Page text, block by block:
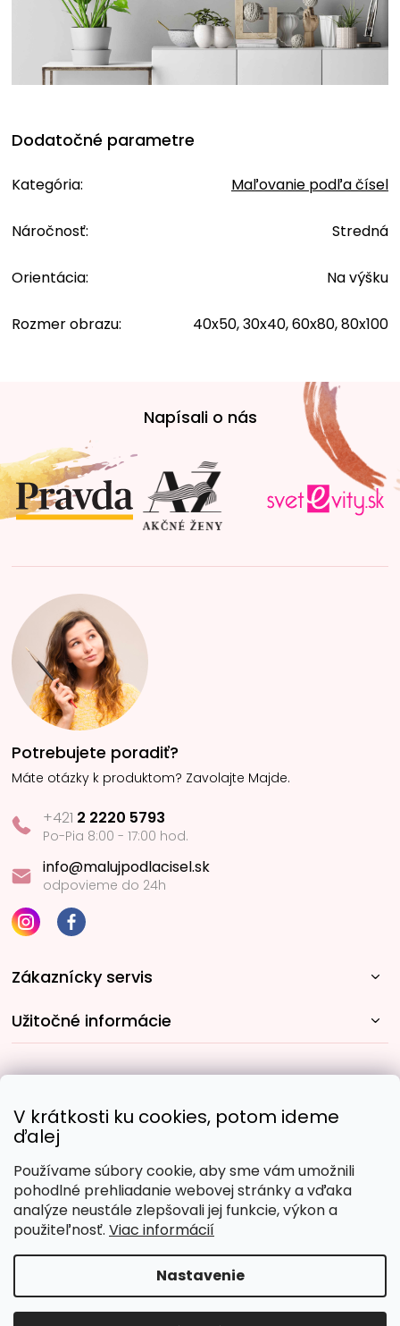
V krátkosti ku cookies, potom ideme
ďalej
Používame súbory cookie, aby sme vám umožnili
pohodlné prehliadanie webovej stránky a vďaka
analýze neustále zlepšovali jej funkcie, výkon a
použiteľnosť. Viac informácií
Nastavenie
Dodatočné parametre
Kategória: Maľovanie podľa čísel
Náročnosť: Stredná
Orientácia: Na výšku
Rozmer obrazu: 40x50, 30x40, 60x80, 80x100
t
i
e
Napísali o nás
Potrebujete poradiť?
Máte otázky k produktom? Zavolajte Majde.
+421 2 2220 5793
Po-Pia 8:00 - 17:00 hod.
info@malujpodlacisel.sk
odpovieme do 24h
Zákaznícky servis
Užitočné informácie
Obľúbené spôsoby platby:
Copyright 2026Malujpodlacisel.sk. Všetky práva
vyhradené.Upraviť nastavenie cookies